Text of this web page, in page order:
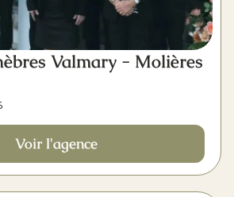
Valmary - Molières
Voir l'agence